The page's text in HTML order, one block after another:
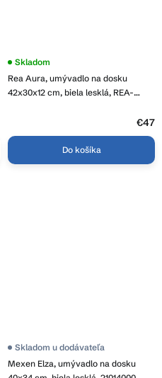
Rea Aura, umývadlo na dosku
42x30x12 cm, biela lesklá, REA-
Priemerné
produktu
je
Skladom
€47
Do košíka
Mexen Elza, umývadlo na dosku
Priemerné
produktu
Skladom u dodávateľa